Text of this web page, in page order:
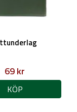
69 kr
KÖP